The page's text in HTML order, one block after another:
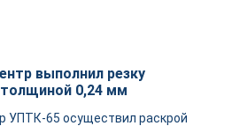
выполнил резку
0,24 мм
УПТК-65 осуществил раскрой